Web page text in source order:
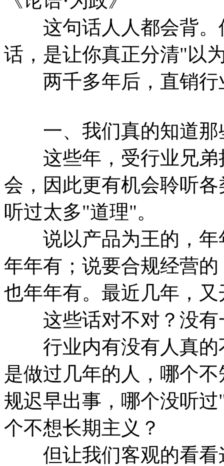
这句话人人都会背。
话，是让你真正分清"以
两千多年后，直销行
一、我们真的知道那
这些年，受行业兄弟
会，因此更有机会聆听
听过太多"道理"。
说以产品为王的，年
年年有；说要合规经营
也年年有。最近几年，
这些话对不对？没有
行业内有没有人真的
是做过几年的人，哪个
规迟早出事，哪个没听
个不想长期主义？
但让我们客观的看看